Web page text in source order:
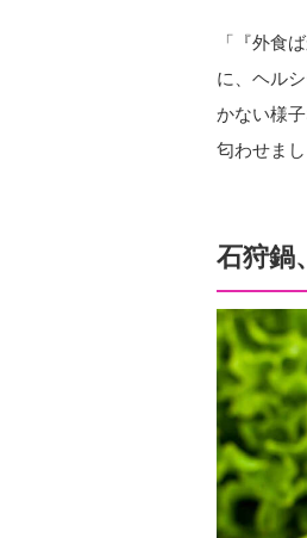
「『外食
に、ヘル
かない様
匂わせまし
石狩鍋